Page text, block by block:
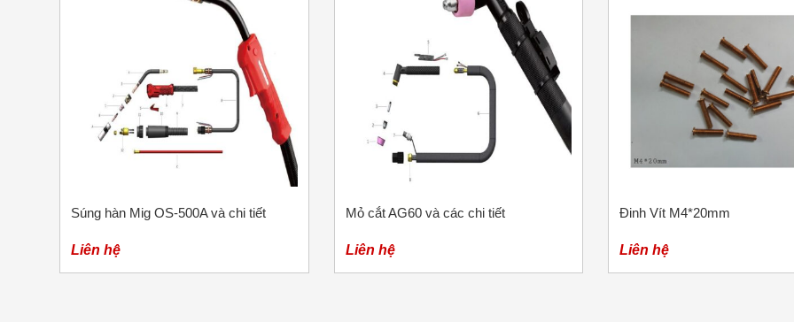
Súng hàn Mig OS-500A và chi tiết
Liên hệ
Mỏ cắt AG60 và các chi tiết
Liên hệ
Đinh Vít M4*20mm
Liên hệ